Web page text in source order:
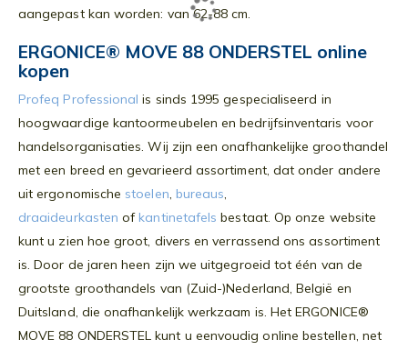
aangepast kan worden: van 62-88 cm.
ERGONICE® MOVE 88 ONDERSTEL online
kopen
Profeq Professional is sinds 1995 gespecialiseerd in
hoogwaardige kantoormeubelen en bedrijfsinventaris voor
handelsorganisaties. Wij zijn een onafhankelijke groothandel
met een breed en gevarieerd assortiment, dat onder andere
uit ergonomische stoelen, bureaus,
draaideurkasten of kantinetafels bestaat. Op onze website
kunt u zien hoe groot, divers en verrassend ons assortiment
is. Door de jaren heen zijn we uitgegroeid tot één van de
grootste groothandels van (Zuid-)Nederland, België en
Duitsland, die onafhankelijk werkzaam is. Het ERGONICE®
MOVE 88 ONDERSTEL kunt u eenvoudig online bestellen, net